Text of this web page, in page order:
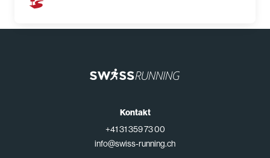
Kontakt
+41 31 359 73 00
info@swiss-running.ch